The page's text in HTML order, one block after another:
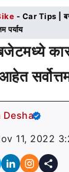
- Car Tips |
पर्याय
Desha
11, 2022